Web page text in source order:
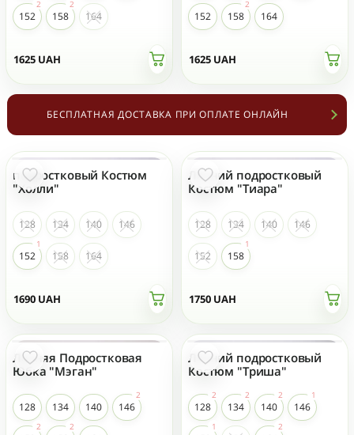
1625 UAH
152 158 164
1625 UAH
152 158 164
БЕСПЛАТНАЯ ДОСТАВКА ПРИ ОПЛАТЕ ОНЛАЙН
1690 UAH
подростковый Костюм
"Холли"
128 134 140 146
152 158 164
1750 UAH
Летний подростковый
Костюм "Тиара"
128 134 140 146
152 158
Летняя Подростковая
Юбка "Мэган"
128 134 140 146
Летний подростковый
Костюм "Триша"
128 134 140 146